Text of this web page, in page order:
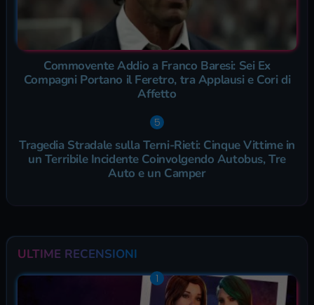
Commovente Addio a Franco Baresi: Sei Ex
Compagni Portano il Feretro, tra Applausi e Cori di
Affetto
Tragedia Stradale sulla Terni-Rieti: Cinque Vittime in
un Terribile Incidente Coinvolgendo Autobus, Tre
Auto e un Camper
ULTIME RECENSIONI